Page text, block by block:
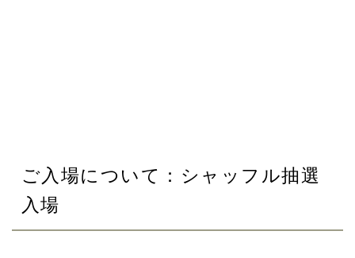
ご入場について：シャッフル抽選
入場